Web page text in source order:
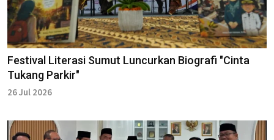
Festival Literasi Sumut Luncurkan Biografi "Cinta
Tukang Parkir"
26 Jul 2026